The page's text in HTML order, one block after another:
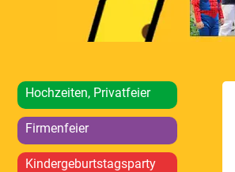
Hochzeiten, Privatfeier
Firmenfeier
Kindergeburtstagsparty